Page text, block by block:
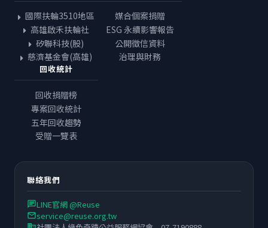
國際扶輪3510地區
高雄啟禾扶輪社
矽聯科技(股)
慈濟基金會(高雄)
媒合個案捐贈
ESG 永續影響報告
公開徵信資料
治理與財務
回收統計
回收捐贈榜
專案回收統計
五年回收趨勢
受贈一覽表
聯絡我們
chatLINE官網 @Reuse
emailservice@reuse.org.tw